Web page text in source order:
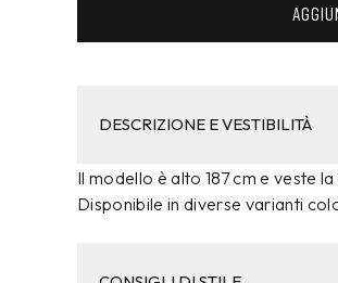
DESCRIZIONE E VESTIBILITÀ
Il modello è alto 187 cm e veste
Disponibile in diverse varianti